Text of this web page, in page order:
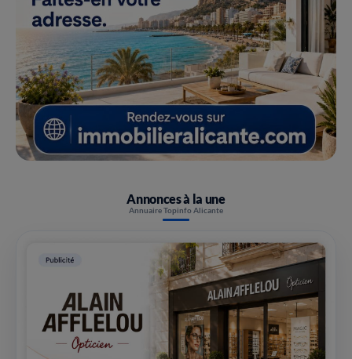
Annonces à la une
Annuaire Topinfo Alicante